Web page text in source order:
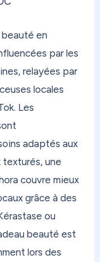
en
par les
relayées par
locales
Les
adaptés aux
texturés, une
couvre mieux
grâce à des
ou
beauté est
lors des